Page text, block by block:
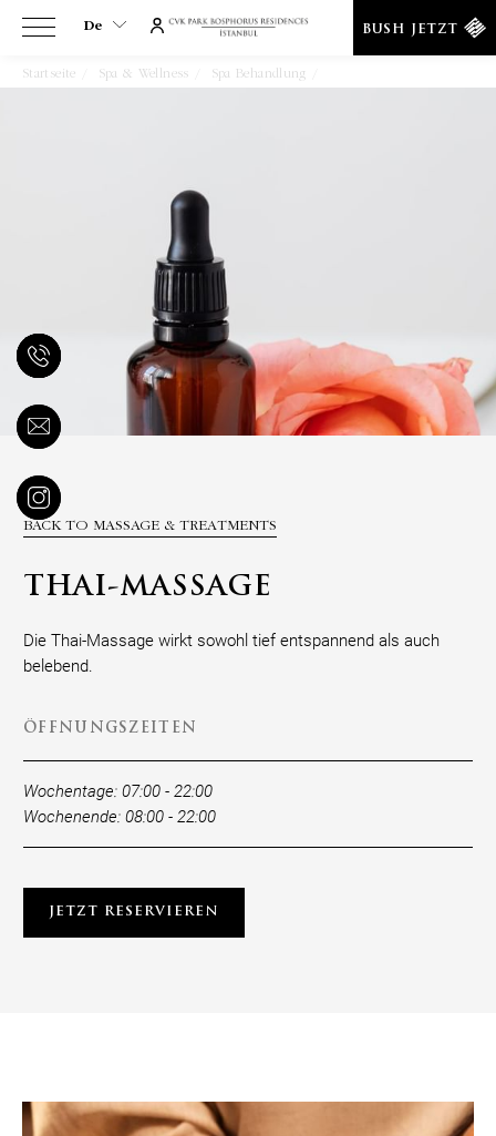
De
Ar
Fa
It
Fr
BUSH JETZT
Startseite Spa & Wellness Spa Behandlung
BACK TO MASSAGE & TREATMENTS
THAI-MASSAGE
Die Thai-Massage wirkt sowohl tief entspannend als auch
belebend.
ÖFFNUNGSZEITEN
Wochentage: 07:00 - 22:00
Wochenende: 08:00 - 22:00
JETZT RESERVIEREN